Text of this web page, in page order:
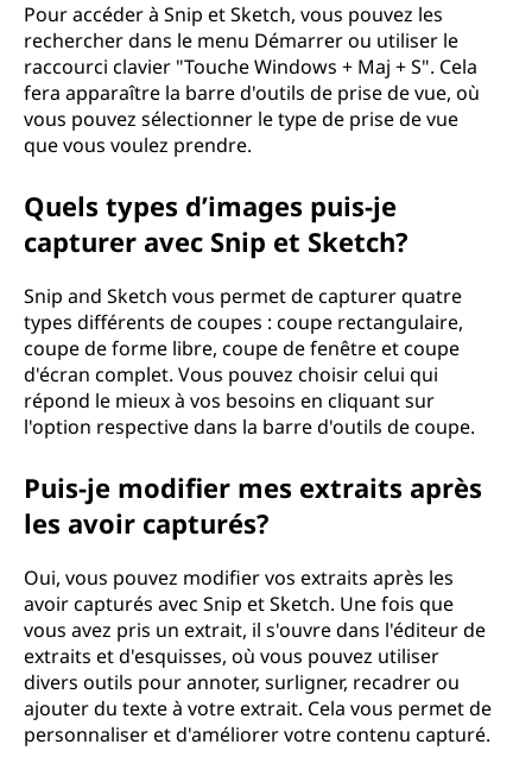
Pour accéder à Snip et Sketch, vous pouvez les
rechercher dans le menu Démarrer ou utiliser le
raccourci clavier "Touche Windows + Maj + S". Cela
fera apparaître la barre d'outils de prise de vue, où
vous pouvez sélectionner le type de prise de vue
que vous voulez prendre.
Quels types d’images puis-je
capturer avec Snip et Sketch?
Snip and Sketch vous permet de capturer quatre
types différents de coupes : coupe rectangulaire,
coupe de forme libre, coupe de fenêtre et coupe
d'écran complet. Vous pouvez choisir celui qui
répond le mieux à vos besoins en cliquant sur
l'option respective dans la barre d'outils de coupe.
Puis-je modifier mes extraits après
les avoir capturés?
Oui, vous pouvez modifier vos extraits après les
avoir capturés avec Snip et Sketch. Une fois que
vous avez pris un extrait, il s'ouvre dans l'éditeur de
extraits et d'esquisses, où vous pouvez utiliser
divers outils pour annoter, surligner, recadrer ou
ajouter du texte à votre extrait. Cela vous permet de
personnaliser et d'améliorer votre contenu capturé.